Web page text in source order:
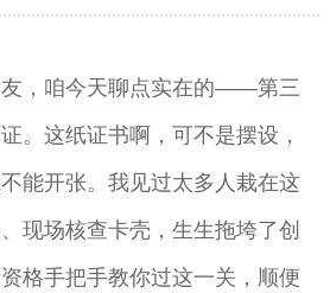
，咱今天聊点实在的——第三
。这纸证书啊，可不是摆设，
能开张。我见过太多人栽在这
现场核查卡壳，生生拖垮了创
格手把手教你过这一关，顺便